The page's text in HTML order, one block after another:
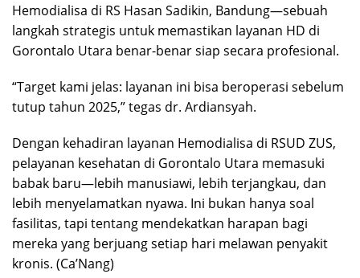
Hemodialisa di RS Hasan Sadikin, Bandung—sebuah
langkah strategis untuk memastikan layanan HD di
Gorontalo Utara benar-benar siap secara profesional.
“Target kami jelas: layanan ini bisa beroperasi sebelum
tutup tahun 2025,” tegas dr. Ardiansyah.
Dengan kehadiran layanan Hemodialisa di RSUD ZUS,
pelayanan kesehatan di Gorontalo Utara memasuki
babak baru—lebih manusiawi, lebih terjangkau, dan
lebih menyelamatkan nyawa. Ini bukan hanya soal
fasilitas, tapi tentang mendekatkan harapan bagi
mereka yang berjuang setiap hari melawan penyakit
kronis. (Ca’Nang)